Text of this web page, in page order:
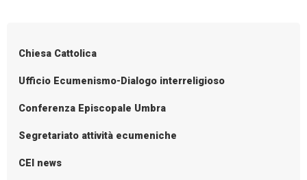
Chiesa Cattolica
Ufficio Ecumenismo-Dialogo interreligioso
Conferenza Episcopale Umbra
Segretariato attività ecumeniche
CEI news